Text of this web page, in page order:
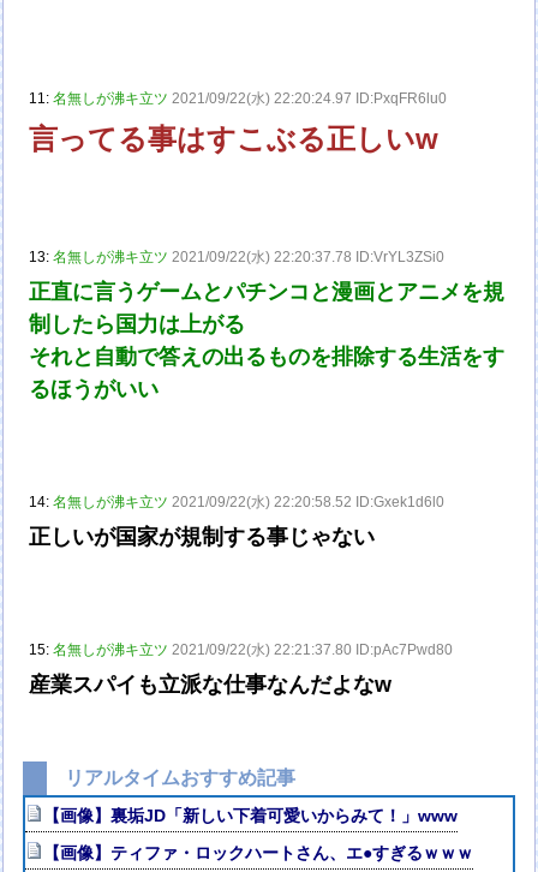
11:名無しが沸キ立ツ 2021/09/22(水) 22:20:24.97 ID:PxqFR6lu0
言ってる事はすこぶる正しいw
13:名無しが沸キ立ツ 2021/09/22(水) 22:20:37.78 ID:VrYL3ZSi0
正直に言うゲームとパチンコと漫画とアニメを規
制したら国力は上がる
それと自動で答えの出るものを排除する生活をす
るほうがいい
14:名無しが沸キ立ツ 2021/09/22(水) 22:20:58.52 ID:Gxek1d6l0
正しいが国家が規制する事じゃない
15:名無しが沸キ立ツ 2021/09/22(水) 22:21:37.80 ID:pAc7Pwd80
産業スパイも立派な仕事なんだよなw
リアルタイムおすすめ記事
【画像】裏垢JD「新しい下着可愛いからみて！」www
【画像】ティファ・ロックハートさん、エ●すぎるｗｗｗ